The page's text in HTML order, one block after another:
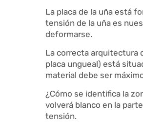
La placa de la uña está
tensión de la uña es
deformarse.
La correcta arquitectura
placa ungueal) está
material debe ser
¿Cómo se identifica la
volverá blanco en la
tensión.